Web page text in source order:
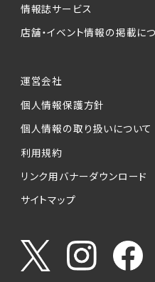
ービスの実施にあたり
を入力いただかない場
個人情報の第三者へ
当社は、以下の提供先
します。
(1)お客様が求人応募
送信した事業主（広告
お客様が求職活動・
うやりとり・情報提供
ます）
情報誌サービス
店舗・イベント情報の掲載に
運営会社
個人情報保護方針
個人情報の取り扱いについて
利用規約
リンク用バナーダウンロード
サイトマップ